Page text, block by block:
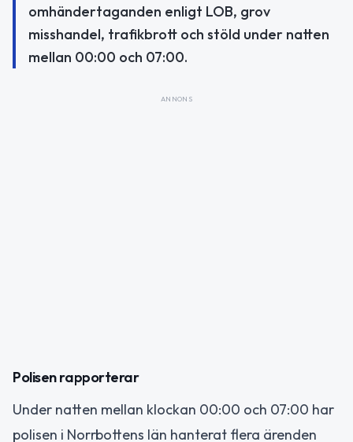
omhändertaganden enligt LOB, grov
misshandel, trafikbrott och stöld under natten
mellan 00:00 och 07:00.
ANNONS
Polisen rapporterar
Under natten mellan klockan 00:00 och 07:00 har
polisen i Norrbottens län hanterat flera ärenden